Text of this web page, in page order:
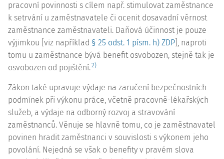
pracovní povinnosti s cílem např. stimulovat zaměstnance
k setrvání u zaměstnavatele či ocenit dosavadní věrnost
zaměstnance zaměstnavateli. Daňová účinnost je pouze
výjimkou [viz například § 25 odst. 1 písm. h) ZDP ], naproti
tomu u zaměstnance bývá benefit osvobozen, stejně tak je
osvobozen od pojištění.2)
Zákon také upravuje výdaje na zaručení bezpečnostních
podmínek při výkonu práce, včetně pracovně-lékařských
služeb, a výdaje na odborný rozvoj a stravování
zaměstnanců. Věnuje se hlavně tomu, co je zaměstnavatel
povinen hradit zaměstnanci v souvislosti s výkonem jeho
povolání. Nejedná se však o benefity v pravém slova